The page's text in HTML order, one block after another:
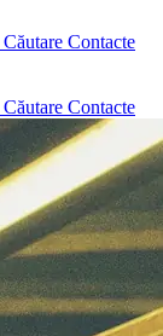
Căutare Contacte
Căutare Contacte